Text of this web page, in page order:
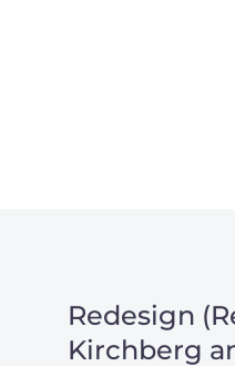
Redesign
Kirchberg